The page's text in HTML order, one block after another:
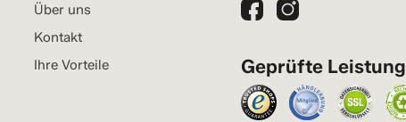
Über uns
Kontakt
Ihre Vorteile
Geprüfte